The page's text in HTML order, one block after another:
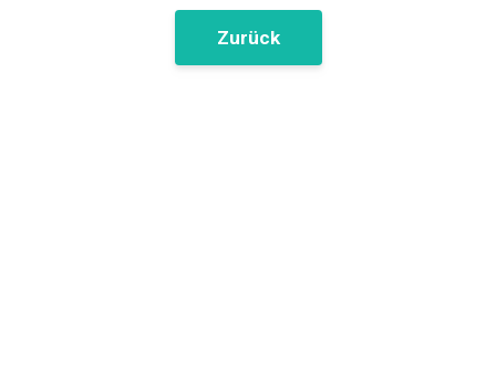
Zurück